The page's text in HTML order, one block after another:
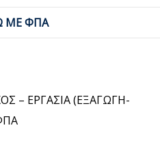
ΜΕ ΦΠΑ
– ΕΡΓΑΣΙΑ (ΕΞΑΓΩΓΗ-